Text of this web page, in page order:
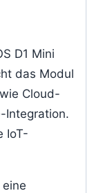
D1 Mini
das Modul
Cloud-
Integration.
IoT-